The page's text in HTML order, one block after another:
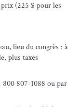
(225 $ pour les
lieu du congrès : à
plus taxes
800 807-1088 ou par